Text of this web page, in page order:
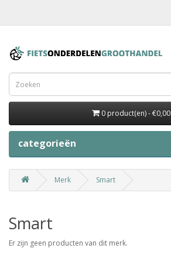
0 product(en) - €0,00
categorieën
Merk Smart
Smart
Er zijn geen producten van dit merk.